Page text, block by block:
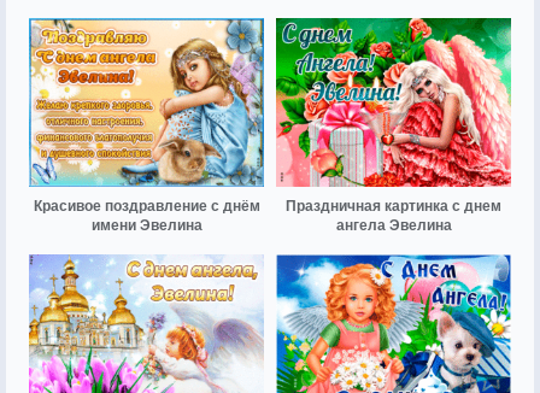
Красивое поздравление с днём
имени Эвелина
Праздничная картинка с днем
ангела Эвелина